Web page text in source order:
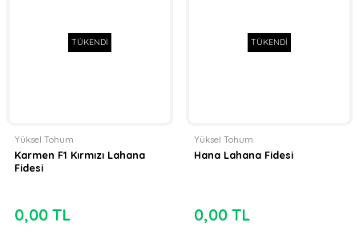
TÜKENDİ
Yüksel Tohum
Karmen F1 Kırmızı Lahana
Fidesi
0,00 TL
TÜKENDİ
Yüksel Tohum
Hana Lahana Fidesi
0,00 TL